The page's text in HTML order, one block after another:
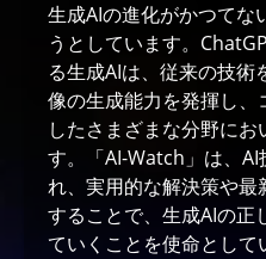
生成AIの進化がかつてな
うとしています。
る生成AIは、従来の技
像の生成能力を発揮し、
したさまざまな分野に
す。「AI-Watch」は、
れ、実用的な解決策や
することで、生成AIの正
ていくことを使命として